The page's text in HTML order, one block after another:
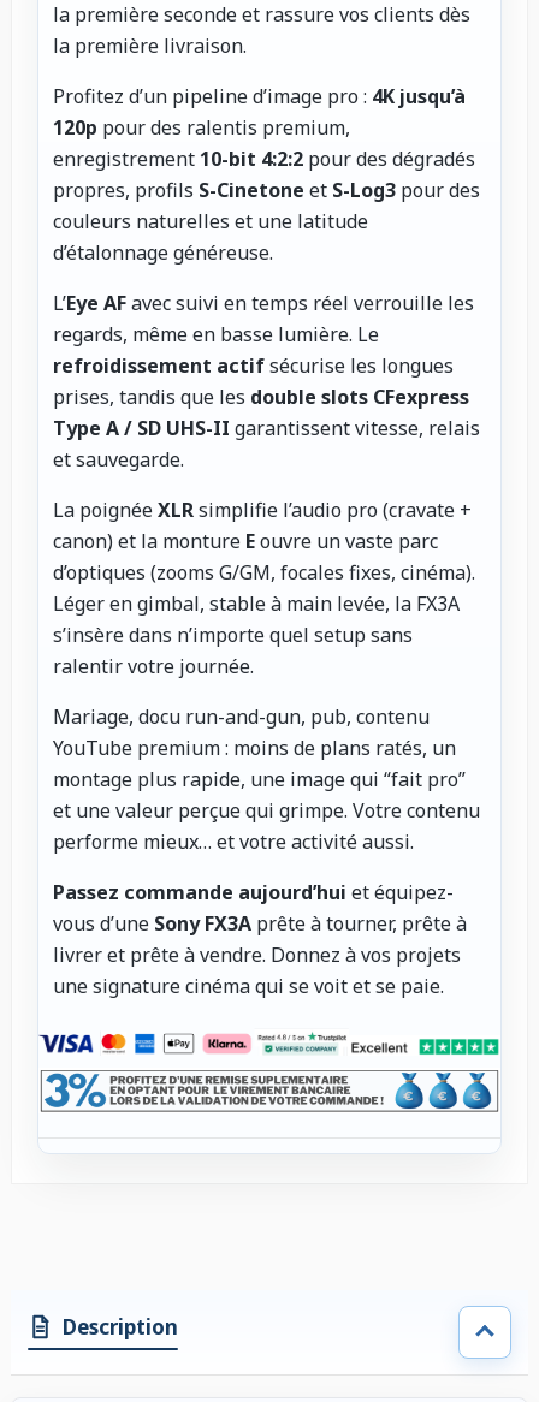
la première seconde et rassure vos clients dès
la première livraison.
Profitez d’un pipeline d’image pro : 4K jusqu’à
120p pour des ralentis premium,
enregistrement 10-bit 4:2:2 pour des dégradés
propres, profils S-Cinetone et S-Log3 pour des
couleurs naturelles et une latitude
d’étalonnage généreuse.
L’Eye AFavec suivi en temps réel verrouille les
regards, même en basse lumière. Le
refroidissement actifsécurise les longues
prises, tandis que les double slots CFexpress
Type A / SD UHS-II garantissent vitesse, relais
et sauvegarde.
La poignéeXLRsimplifie l’audio pro (cravate +
canon) et la monture Eouvre un vaste parc
d’optiques (zooms G/GM, focales fixes, cinéma).
Léger en gimbal, stable à main levée, la FX3A
s’insère dans n’importe quel setup sans
ralentir votre journée.
Mariage, docu run-and-gun, pub, contenu
YouTube premium : moins de plans ratés, un
montage plus rapide, une image qui “fait pro”
et une valeur perçue qui grimpe. Votre contenu
performe mieux… et votre activité aussi.
Passez commande aujourd’hui et équipez-
vous d’une Sony FX3A prête à tourner, prête à
livrer et prête à vendre. Donnez à vos projets
une signature cinéma qui se voit et se paie.
Description